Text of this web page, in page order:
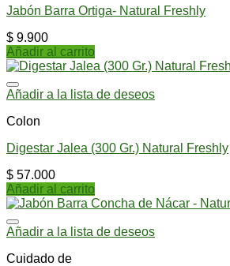
Jabón Barra Ortiga- Natural Freshly
$ 9.900
Añadir al carrito
Añadir a la lista de deseos
Colon
Digestar Jalea (300 Gr.) Natural Freshly
$ 57.000
Añadir al carrito
Añadir a la lista de deseos
Cuidado de